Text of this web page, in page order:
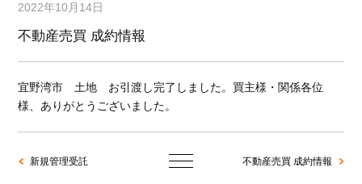
2022年10月14日
不動産売買 成約情報
宜野湾市 土地 お引渡し完了しました。買主様・関係各位
様、ありがとうございました。
新規管理受託 不動産売買 成約情報